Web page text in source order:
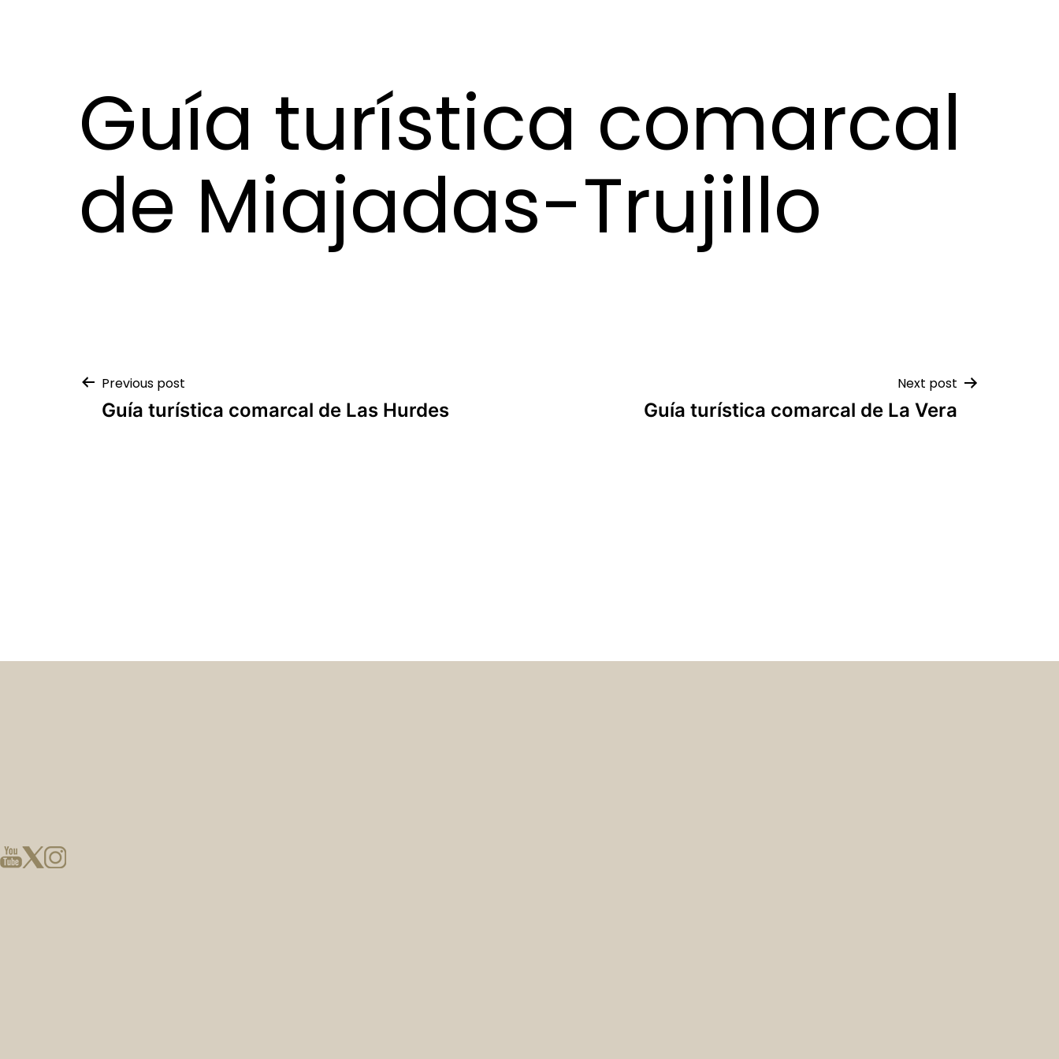
Guía turística comarcal
de Miajadas-Trujillo
Previous post
Guía turística comarcal de Las Hurdes
Next post
Guía turística comarcal de La Vera